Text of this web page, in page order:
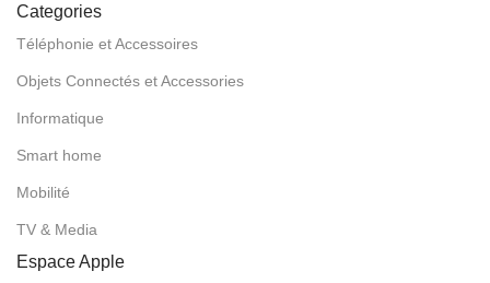
Categories
Téléphonie et Accessoires
Objets Connectés et Accessories
Informatique
Smart home
Mobilité
TV & Media
Espace Apple